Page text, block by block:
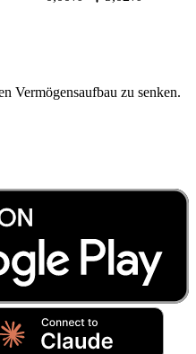
Vermögensaufbau zu senken.